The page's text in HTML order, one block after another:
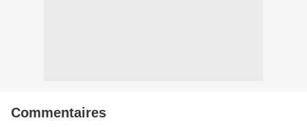
Commentaires